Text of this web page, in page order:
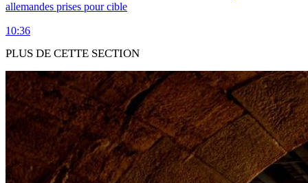
allemandes prises pour cible
10:36
PLUS DE CETTE SECTION